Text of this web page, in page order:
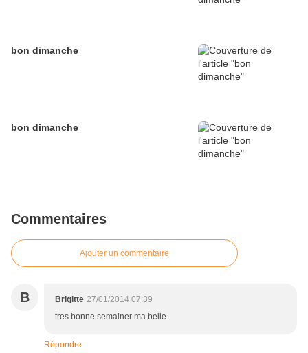
bon dimanche
bon dimanche
Commentaires
Ajouter un commentaire
B Brigitte 27/01/2014 07:39
tres bonne semainer ma belle
Répondre